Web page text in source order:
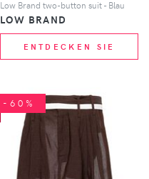
Low Brand two-button suit - Blau
LOW BRAND
ENTDECKEN SIE
-60%